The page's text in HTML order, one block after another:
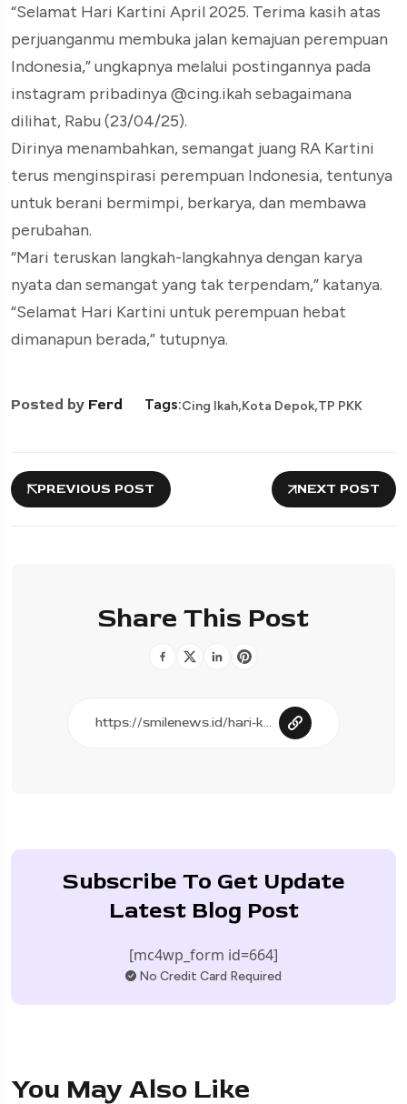
“Selamat Hari Kartini April 2025. Terima kasih atas
perjuanganmu membuka jalan kemajuan perempuan
Indonesia,” ungkapnya melalui postingannya pada
instagram pribadinya @cing.ikah sebagaimana
dilihat, Rabu (23/04/25).
Dirinya menambahkan, semangat juang RA Kartini
terus menginspirasi perempuan Indonesia, tentunya
untuk berani bermimpi, berkarya, dan membawa
perubahan.
“Mari teruskan langkah-langkahnya dengan karya
nyata dan semangat yang tak terpendam,” katanya.
“Selamat Hari Kartini untuk perempuan hebat
dimanapun berada,” tutupnya.
Posted by Ferd Tags:Cing Ikah,Kota Depok,TP PKK
PREVIOUS POST NEXT POST
Share This Post
Subscribe To Get Update
Latest Blog Post
[mc4wp_form id=664]
No Credit Card Required
You May Also Like